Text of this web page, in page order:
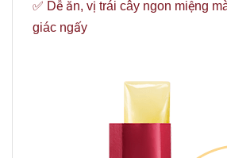
✅ Dễ ăn, vị trái cây ngon miệng
giác ngấy